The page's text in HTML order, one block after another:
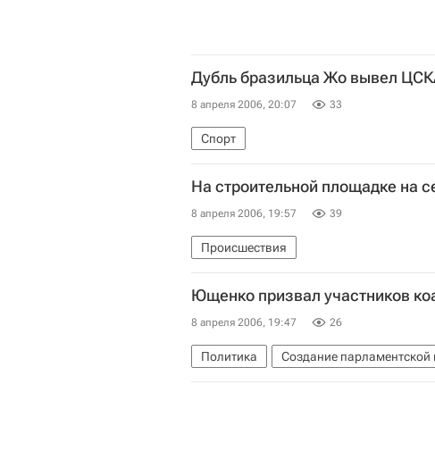
Дубль бразильца Жо вывел
8 апреля 2006, 20:07 33
Спорт
На строительной площадке на
8 апреля 2006, 19:57 39
Происшествия
Ющенко призвал участников
8 апреля 2006, 19:47 26
Политика Создание парламентской